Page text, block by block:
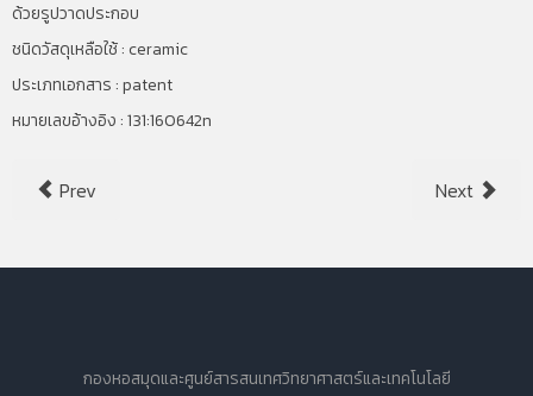
ด้วยรูปวาดประกอบ
ชนิดวัสดุเหลือใช้ : ceramic
ประเภทเอกสาร : patent
หมายเลขอ้างอิง : 131:160642n
Prev Next
กองหอสมุดและศูนย์สารสนเทศวิทยาศาสตร์และเทคโนโลยี